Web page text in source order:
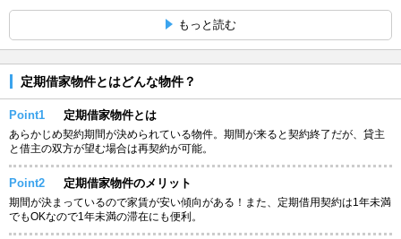
もっと読む
定期借家物件とはどんな物件？
Point1 定期借家物件とは
あらかじめ契約期間が決められている物件。期間が来ると契約終了だが、貸主
と借主の双方が望む場合は再契約が可能。
Point2 定期借家物件のメリット
期間が決まっているので家賃が安い傾向がある！また、定期借用契約は1年未満
でもOKなので1年未満の滞在にも便利。